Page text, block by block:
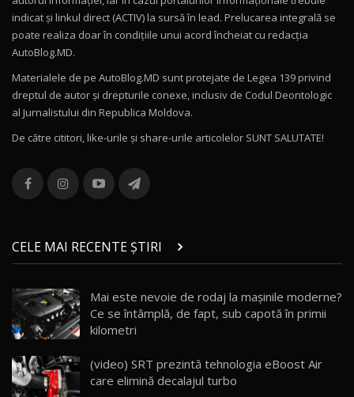
16:27
11
Noul Volvo ES90 / Test Drive AutoBlog.MD
12
Noul MG HS / Test Drive AutoBlog.MD
16:48
13
combină aventura cu luxul / AutoBlog.MD
36:08
chinez care face lumea să se întoarcă după el
/ AutoBlog.MD
17:27
15 14:37
16
AutoBlogMD
13:10
indicat și linkul direct (ACTIV) la sursă în lead. Prelucarea integrală se
poate realiza doar în condițiile unui acord încheiat cu redacţia
AutoBlog.MD.
Materialele de pe AutoBlog.MD sunt protejate de Legea 139 privind
dreptul de autor și drepturile conexe, inclusiv de Codul Deontologic
al Jurnalistului din Republica Moldova.
De către cititori, like-urile şi share-urile articolelor SUNT SALUTATE!
CELE MAI RECENTE ȘTIRI
Mai este nevoie de rodaj la mașinile moderne?
Ce se întâmplă, de fapt, sub capotă în primii
kilometri
(video) SRT prezintă tehnologia eBoost Air
care elimină decalajul turbo